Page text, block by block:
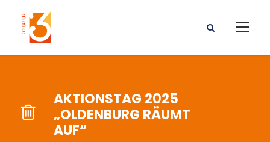
AKTIONSTAG 2025
„OLDENBURG RÄUMT
AUF“